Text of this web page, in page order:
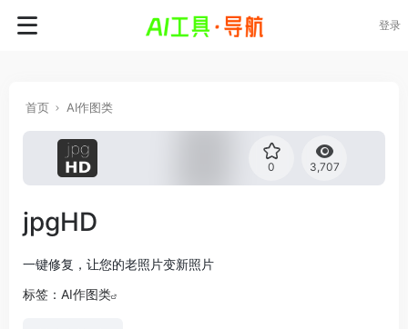
登录
首页 AI作图类
0 3,707
jpgHD
一键修复，让您的老照片变新照片
标签： AI作图类